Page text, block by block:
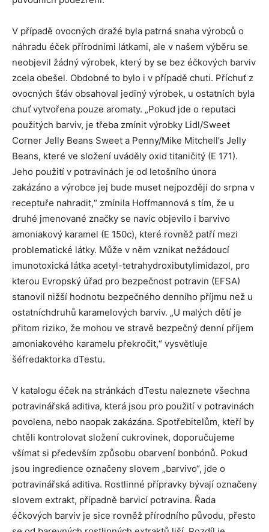
V případě ovocných dražé byla patrná snaha výrobců o
náhradu éček přírodními látkami, ale v našem výběru se
neobjevil žádný výrobek, který by se bez éčkových barviv
zcela obešel. Obdobné to bylo i v případě chuti. Příchuť z
ovocných šťáv obsahoval jediný výrobek, u ostatních byla
chuť vytvořena pouze aromaty. „Pokud jde o reputaci
použitých barviv, je třeba zmínit výrobky Lidl/Sweet
Corner Jelly Beans Sweet a Penny/Mike Mitchell’s Jelly
Beans, které ve složení uváděly oxid titaničitý (E 171).
Jeho použití v potravinách je od letošního února
zakázáno a výrobce jej bude muset nejpozději do srpna v
receptuře nahradit,“ zmínila Hoffmannová s tím, že u
druhé jmenované značky se navíc objevilo i barvivo
amoniakový karamel (E 150c), které rovněž patří mezi
problematické látky. Může v něm vznikat nežádoucí
imunotoxická látka acetyl-tetrahydroxibutyl­imidazol, pro
kterou Evropský úřad pro bezpečnost potravin (EFSA)
stanovil nižší hodnotu bezpečného denního příjmu než u
ostatníchdruhů karamelových barviv. „U malých dětí je
přitom riziko, že mohou ve stravě bezpečný denní příjem
amoniakového karamelu překročit,“ vysvětluje
šéfredaktorka dTestu.
V katalogu éček na stránkách dTestu naleznete všechna
potravinářská aditiva, která jsou pro použití v potravinách
povolena, nebo naopak zakázána. Spotřebitelům, kteří by
chtěli kontrolovat složení cukrovinek, doporučujeme
všímat si především způsobu obarvení bonbónů. Pokud
jsou ingredience označeny slovem „barvivo“, jde o
potravinářská aditiva. Rostlinné přípravky bývají označeny
slovem extrakt, případně barvicí potravina. Řada
éčkových barviv je sice rovněž přírodního původu, přesto